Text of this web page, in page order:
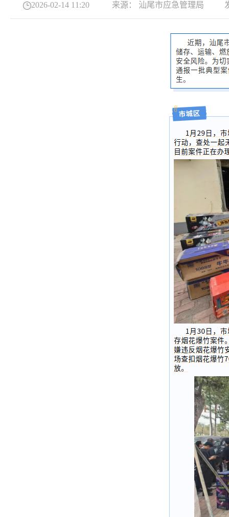
2026-02-14 11:20 来源： 汕尾市应急管理局 发